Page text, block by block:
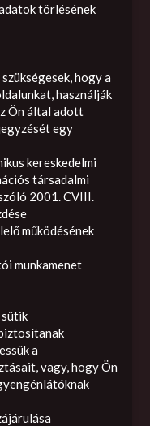
törlésének
hogy a
használják
Ön által adott
egy
kereskedelmi
társadalmi
2001. CVIII.
működésének
munkamenet
a
vagy, hogy Ön